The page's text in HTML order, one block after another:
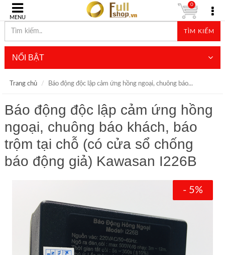
MENU
TÌM KIẾM
0
NỔI BẬT
Trang chủ Báo động độc lập cảm ứng hồng ngoại, chuông báo...
Báo động độc lập cảm ứng hồng
ngoại, chuông báo khách, báo
trộm tại chỗ (có cửa sổ chống
báo động giả) Kawasan I226B
- 5%